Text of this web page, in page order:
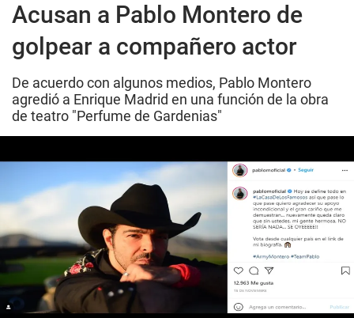
Acusan a Pablo Montero de
golpear a compañero actor
De acuerdo con algunos medios, Pablo Montero
agredió a Enrique Madrid en una función de la obra
de teatro "Perfume de Gardenias"